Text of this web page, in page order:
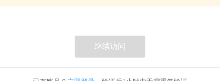
继续访问